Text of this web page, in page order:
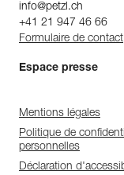
info@petzl.ch
+41 21 947 46 66
Formulaire de contact
Espace presse
Mentions légales
Politique de
personnelles
Déclaration